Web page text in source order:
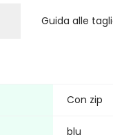
Guida alle
Con zip
blu